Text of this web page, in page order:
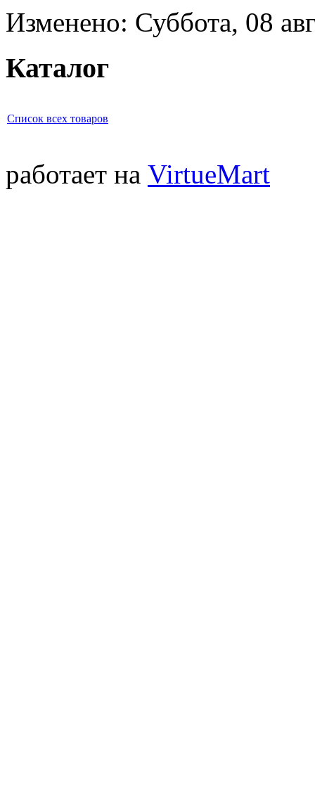
Изменено: Суббота, 08
Каталог
Список всех товаров
работает на VirtueMart